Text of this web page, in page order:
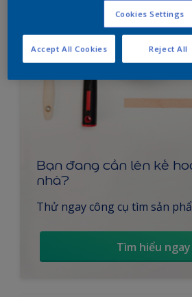
Bạn đang cần lên kế
nhà?
Thử ngay công cụ tìm sản
Tìm hiểu ngay
Cookies Settings
Reject All
Accept All Cookies